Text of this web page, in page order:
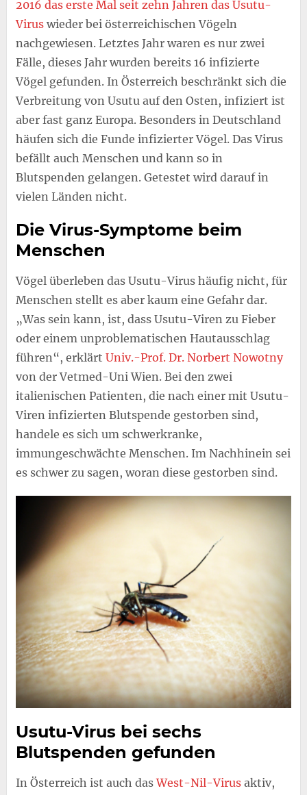
2016 das erste Mal seit zehn Jahren das Usutu-
Viruswieder bei österreichischen Vögeln
nachgewiesen. Letztes Jahr waren es nur zwei
Fälle, dieses Jahr wurden bereits 16 infizierte
Vögel gefunden. In Österreich beschränkt sich die
Verbreitung von Usutu auf den Osten, infiziert ist
aber fast ganz Europa. Besonders in Deutschland
häufen sich die Funde infizierter Vögel. Das Virus
befällt auch Menschen und kann so in
Blutspenden gelangen. Getestet wird darauf in
vielen Länden nicht.
Die Virus-Symptome beim
Menschen
Vögel überleben das Usutu-Virus häufig nicht, für
Menschen stellt es aber kaum eine Gefahr dar.
„Was sein kann, ist, dass Usutu-Viren zu Fieber
oder einem unproblematischen Hautausschlag
führen“, erklärt Univ.-Prof. Dr. Norbert Nowotny
von der Vetmed-Uni Wien. Bei den zwei
italienischen Patienten, die nach einer mit Usutu-
Viren infizierten Blutspende gestorben sind,
handele es sich um schwerkranke,
immungeschwächte Menschen. Im Nachhinein sei
es schwer zu sagen, woran diese gestorben sind.
Usutu-Virus bei sechs
Blutspenden gefunden
In Österreich ist auch dasWest-Nil-Virusaktiv,